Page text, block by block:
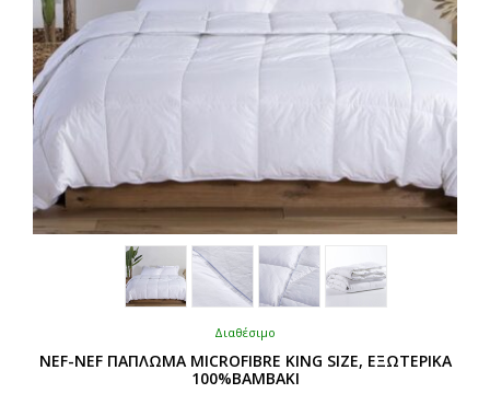
Διαθέσιμο
NEF-NEF ΠΑΠΛΩΜΑ MICROFIBRE KING SIZE, ΕΞΩΤΕΡΙΚΑ
100%ΒΑΜΒΑΚΙ